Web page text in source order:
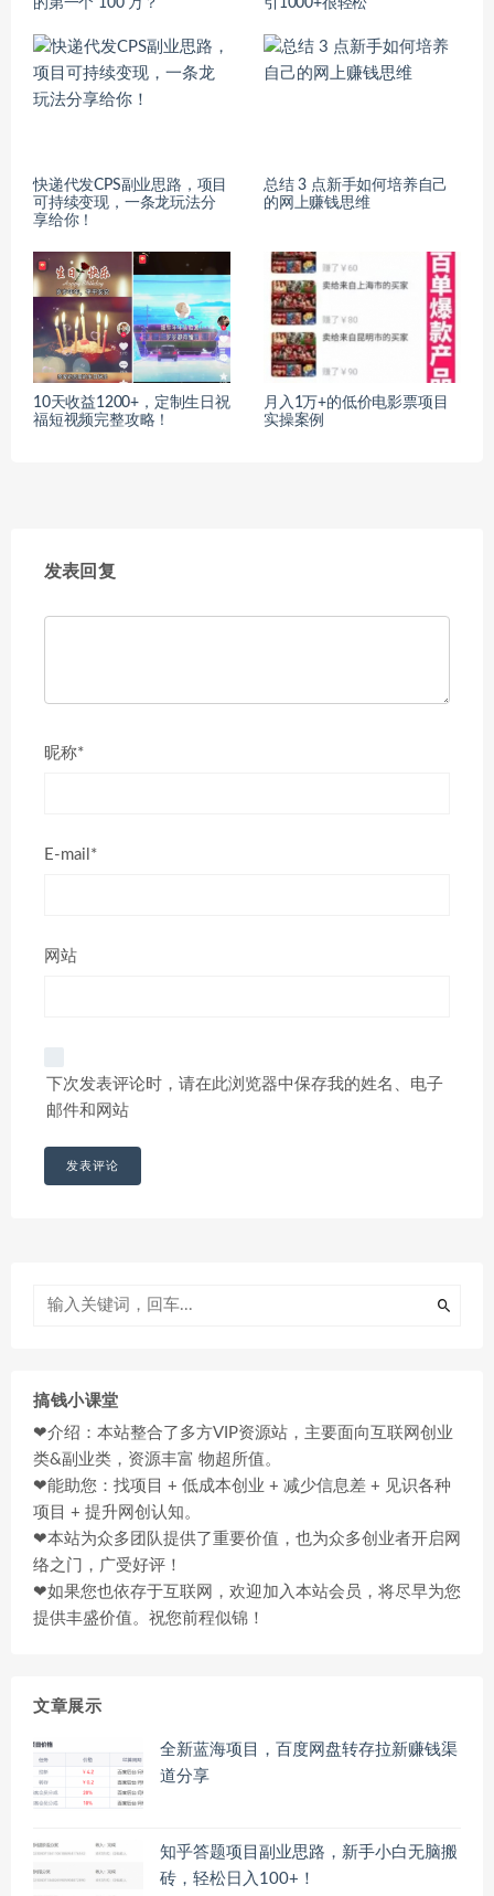
快递代发CPS副业思路，项目
可持续变现，一条龙玩法分
享给你！
总结 3 点新手如何培养自己
的网上赚钱思维
10天收益1200+，定制生日祝
福短视频完整攻略！
月入1万+的低价电影票项目
实操案例
发表回复
昵称*
E-mail*
网站
下次发表评论时，请在此浏览器中保存我的姓名、电子
邮件和网站
搞钱小课堂
❤介绍：本站整合了多方VIP资源站，主要面向互联网创业
类&副业类，资源丰富 物超所值。
❤能助您：找项目 + 低成本创业 + 减少信息差 + 见识各种
项目 + 提升网创认知。
❤本站为众多团队提供了重要价值，也为众多创业者开启网
络之门，广受好评！
❤如果您也依存于互联网，欢迎加入本站会员，将尽早为您
提供丰盛价值。祝您前程似锦！
文章展示
全新蓝海项目，百度网盘转存拉新赚钱渠
道分享
知乎答题项目副业思路，新手小白无脑搬
砖，轻松日入100+！